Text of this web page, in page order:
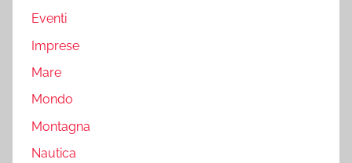
Eventi
Imprese
Mare
Mondo
Montagna
Nautica